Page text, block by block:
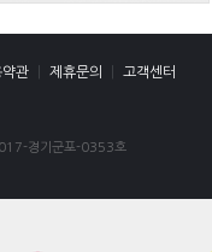
약관 제휴문의 고객센터
경기군포-0353호